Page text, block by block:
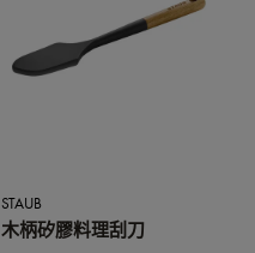
STAUB
木柄矽膠料理刮刀